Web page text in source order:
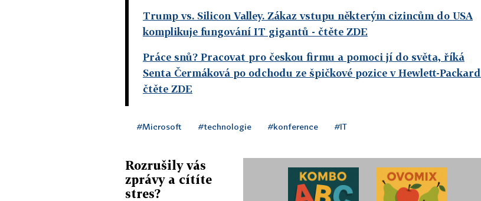
Trump vs. Silicon Valley. Zákaz vstupu některým cizincům do USA
komplikuje fungování IT gigantů - čtěte ZDE
Práce snů? Pracovat pro českou firmu a pomoci jí do světa, říká
Senta Čermáková po odchodu ze špičkové pozice v Hewlett-Packard
čtěte ZDE
#Microsoft #technologie #konference #IT
Rozrušily vás
zprávy a cítíte
stres?